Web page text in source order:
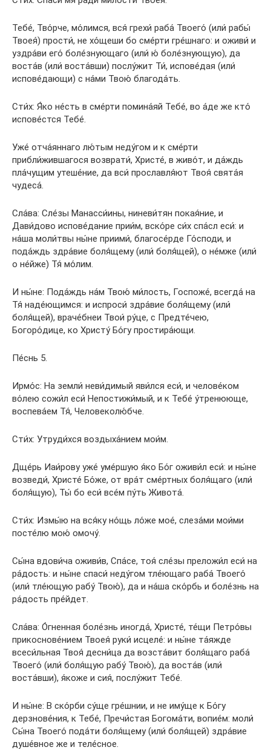
Тебе́, Тво́рче, мо́лимся, вся́ грехи́ раба́ Твоего́ (или́ рабы́
Твоея́) прости́, не хо́щеши бо сме́рти гре́шнаго: и оживи́ и
уздра́ви его́ боле́знующаго (или́ ю́ боле́знующую), да
воста́в (или́ воста́вши) послу́жит Ти́, испове́дая (или́
испове́дающи) с на́ми Твою́ благода́ть.
Сти́х: Я́ко не́сть в сме́рти помина́яй Тебе́, во а́де же кто́
испове́стся Тебе́.
Уже́ отча́яннаго лю́тым неду́гом и к сме́рти
прибли́жившагося возврати́, Христе́, в живо́т, и да́ждь
пла́чущим утеше́ние, да вси́ прославля́ют Твоя́ свята́я
чудеса́.
Сла́ва: Сле́зы Манасси́ины, ниневи́тян покая́ние, и
Дави́дово испове́дание прии́м, вско́ре си́х спа́сл еси́: и
на́ша моли́твы ны́не приими́, благосе́рде Го́споди, и
пода́ждь здра́вие боля́щему (или́ боля́щей), о не́мже (или́
о не́йже) Тя́ мо́лим.
И ны́не: Пода́ждь на́м Твою́ ми́лость, Госпоже́, всегда́ на
Тя́ наде́ющимся: и испроси́ здра́вие боля́щему (или́
боля́щей), враче́бнеи Твои́ ру́це, с Предте́чею,
Богоро́дице, ко Христу́ Бо́гу простира́ющи.
Пе́снь 5.
Ирмо́с: На земли́ неви́димый яви́лся еси́, и челове́ком
во́лею сожи́л еси́ Непостижи́мый, и к Тебе́ у́тренююще,
воспева́ем Тя́, Человеколю́бче.
Сти́х: Утруди́хся воздыха́нием мои́м.
Дще́рь Иаи́рову уже́ уме́ршую я́ко Бо́г оживи́л еси́: и ны́не
возведи́, Христе́ Бо́же, от вра́т сме́ртных боля́щаго (или́
боля́щую), Ты́ бо еси́ все́м пу́ть Живота́.
Сти́х: Измы́ю на вся́ку но́щь ло́же мое́, слеза́ми мои́ми
посте́лю мою́ омочу́.
Сы́на вдови́ча оживи́в, Спа́се, тоя́ сле́зы преложи́л еси́ на
ра́дость: и ны́не спаси́ неду́гом тле́ющаго раба́ Твоего́
(или́ тле́ющую рабу́ Твою́), да и на́ша ско́рбь и боле́знь на
ра́дость пре́йдет.
Сла́ва: О́гненная боле́знь иногда́, Христе́, те́щи Петро́вы
прикоснове́нием Твоея́ руки́ исцеле́: и ны́не та́яжде
всеси́льная Твоя́ десни́ца да возста́вит боля́щаго раба́
Твоего́ (или́ боля́щую рабу́ Твою́), да воста́в (или́
воста́вши), я́коже и сия́, послу́жит Тебе́.
И ны́не: В ско́рби су́ще гре́шнии, и не иму́ще к Бо́гу
дерзнове́ния, к Тебе́, Пречи́стая Богома́ти, вопие́м: моли́
Сы́на Твоего́ пода́ти боля́щему (или́ боля́щей) здра́вие
душе́вное же и теле́сное.